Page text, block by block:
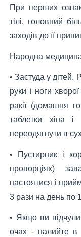
При перших
тілі, головний
заходів до її
Народна
• Застуда у дітей.
руки і ноги
ракії (домашня
таблетки хіна і
переодягнути в
• Пустирник і
пропорціях)
настоятися і
3 рази на день по
• Якщо ви відчули
очах - налийте в